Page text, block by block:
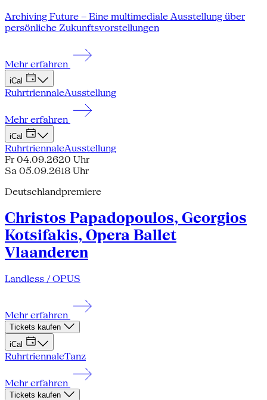
Archiving Future – Eine multimediale Ausstellung über
persönliche Zukunftsvorstellungen
Mehr erfahren
iCal
RuhrtriennaleAusstellung
Mehr erfahren
iCal
RuhrtriennaleAusstellung
Fr 04.09.2620 Uhr
Sa 05.09.2618 Uhr
Deutschlandpremiere
Christos Papadopoulos, Georgios
Kotsifakis, Opera Ballet
Vlaanderen
Landless / OPUS
Mehr erfahren
Tickets kaufen
iCal
RuhrtriennaleTanz
Mehr erfahren
Tickets kaufen